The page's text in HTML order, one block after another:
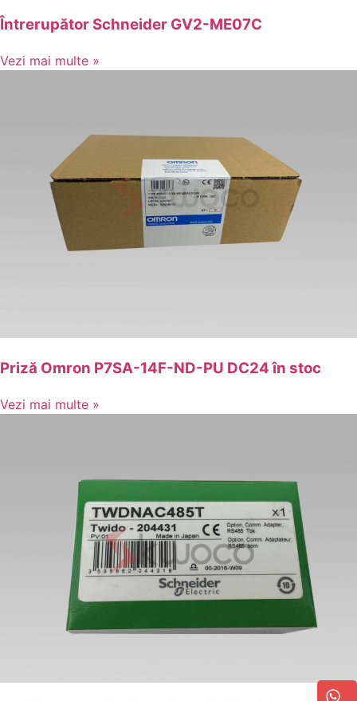
Întrerupător Schneider GV2-ME07C
Vezi mai multe »
Priză Omron P7SA-14F-ND-PU DC24 în stoc
Vezi mai multe »